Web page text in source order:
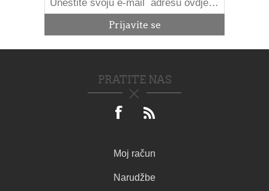
PRATITE NAS
Moj račun
Narudžbe